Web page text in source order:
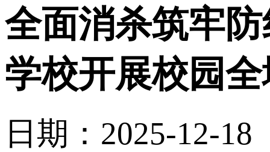
全面消杀筑牢
学校开展校园
日期：2025-12-